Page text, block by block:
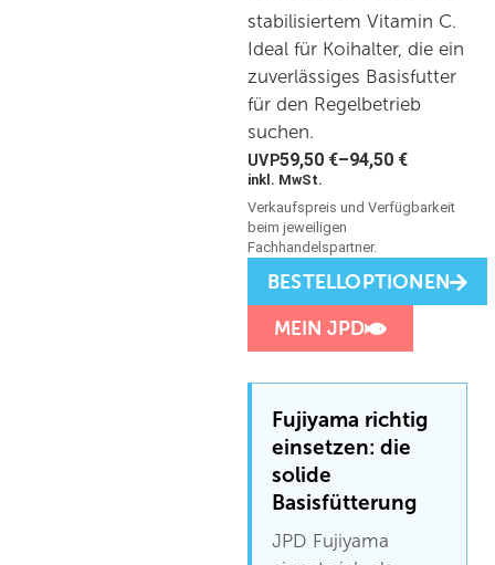
stabilisiertem Vitamin C.
Ideal für Koihalter, die ein
zuverlässiges Basisfutter
für den Regelbetrieb
suchen.
59,50 €–94,50 €
inkl. MwSt.
BESTELLOPTIONEN
MEIN JPD
Fujiyama richtig
einsetzen: die
solide
Basisfütterung
JPD Fujiyama